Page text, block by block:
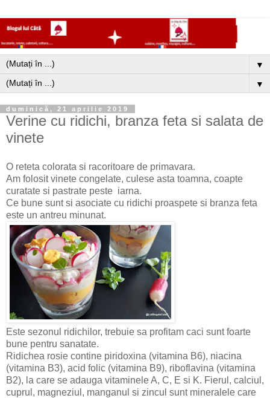
▼
▼
duminică, 21 aprilie 2019
Verine cu ridichi, branza feta si salata de
vinete
O reteta colorata si racoritoare de primavara.
Am folosit vinete congelate, culese asta toamna, coapte
curatate si pastrate peste iarna.
Ce bune sunt si asociate cu ridichi proaspete si branza feta
este un antreu minunat.
Este sezonul ridichilor, trebuie sa profitam caci sunt foarte
bune pentru sanatate.
Ridichea rosie contine piridoxina (vitamina B6), niacina
(vitamina B3), acid folic (vitamina B9), riboflavina (vitamina
B2), la care se adauga vitaminele A, C, E si K. Fierul, calciul,
cuprul, magneziul, manganul si zincul sunt mineralele care